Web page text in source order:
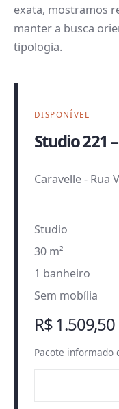
exata, mostramos
manter a busca
tipologia.
DISPONÍVEL
Studio 221
Caravelle- Rua
Studio
30 m²
1 banheiro
Sem mobília
R$ 1.509,50
Pacote informado